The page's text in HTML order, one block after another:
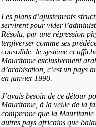
Les plans d’ajustements
servirent pour vider
Résolu, par une répression
tergiverser comme ses
consolider le système et
Mauritanie exclusivement
d’arabisation, c’est un pays
en janvier 1990.
J’avais besoin de ce détour
Mauritanie, à la veille de la
comprenne que la Mauritanie
autres pays africains que